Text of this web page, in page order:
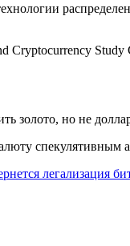
Cryptocurrency Study
золото, но не
спекулятивным
легализация